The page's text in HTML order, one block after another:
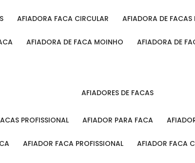
AFIADORA FACA CIRCULAR AFIADORA DE
AFIADORA DE FACA MOINHO AFIADORA DE
AFIADORES DE FACAS
PROFISSIONAL AFIADOR PARA FACA
AFIADOR FACA PROFISSIONAL AFIADOR FACA